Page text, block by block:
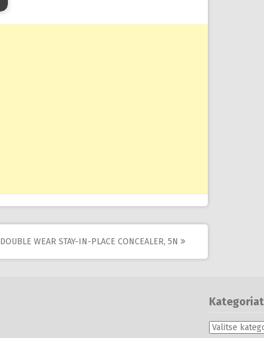
DOUBLE WEAR STAY-IN-PLACE CONCEALER, 5N
Kategoriat
Kategoriat